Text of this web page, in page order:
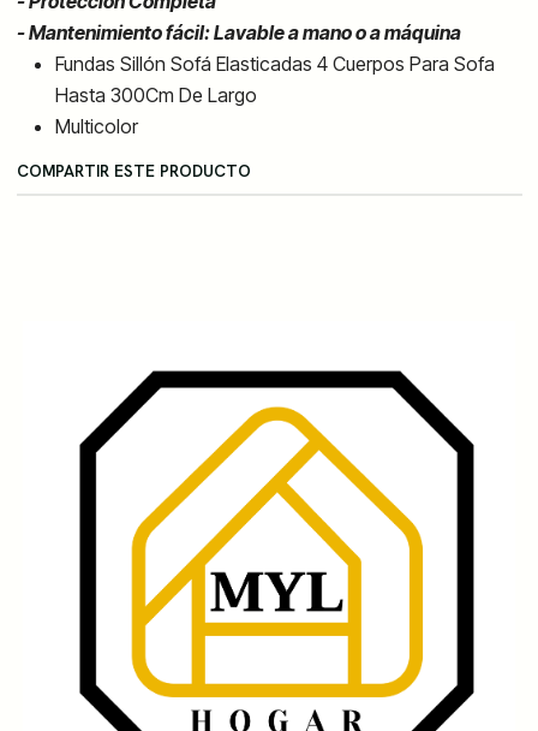
- Mantenimiento fácil: Lavable a mano o a máquina
Fundas Sillón Sofá Elasticadas 4 Cuerpos Para Sofa
Hasta 300Cm De Largo
Multicolor
COMPARTIR ESTE PRODUCTO